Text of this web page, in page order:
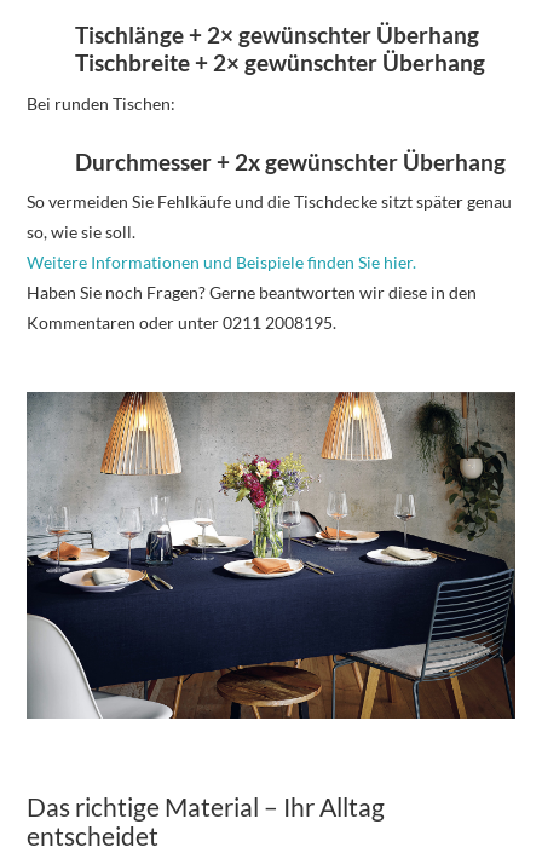
Tischlänge + 2× gewünschter Überhang
Tischbreite + 2× gewünschter Überhang
Bei runden Tischen:
Durchmesser + 2x gewünschter Überhang
So vermeiden Sie Fehlkäufe und die Tischdecke sitzt später genau
so, wie sie soll.
Weitere Informationen und Beispiele finden Sie hier.
Haben Sie noch Fragen? Gerne beantworten wir diese in den
Kommentaren oder unter 0211 2008195.
Das richtige Material – Ihr Alltag
entscheidet